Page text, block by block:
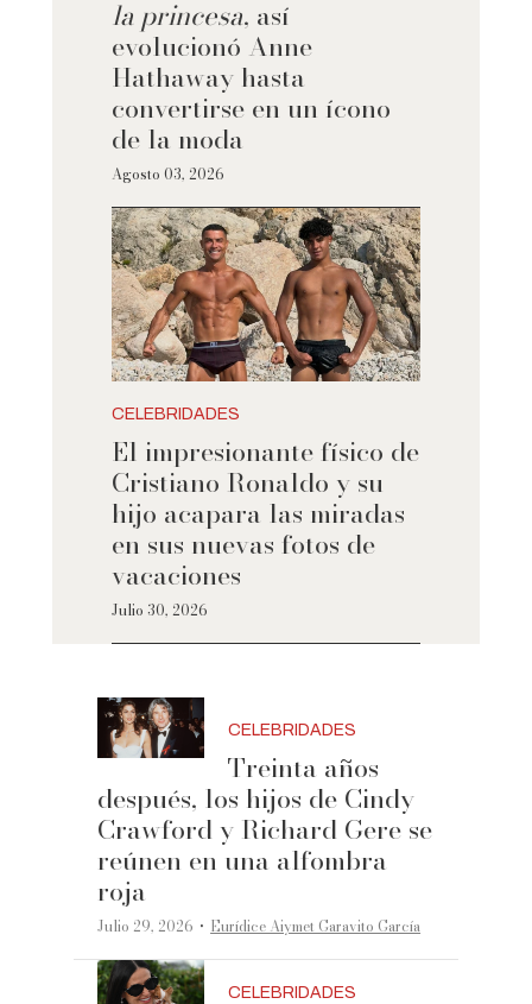
la princesa, así
evolucionó Anne
Hathaway hasta
convertirse en un ícono
de la moda
Agosto 03, 2026
CELEBRIDADES
El impresionante físico de
Cristiano Ronaldo y su
hijo acapara las miradas
en sus nuevas fotos de
vacaciones
Julio 30, 2026
CELEBRIDADES
Treinta años
después, los hijos de Cindy
Crawford y Richard Gere se
reúnen en una alfombra
roja
Julio 29, 2026 ·Eurídice Aiymet Garavito García
CELEBRIDADES